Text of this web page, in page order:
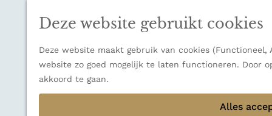
Deze website gebruikt cookies
Deze website maakt gebruik van cookies
website zo goed mogelijk te laten functioneren. Door
akkoord te gaan.
Alles
u
Verborgen parels